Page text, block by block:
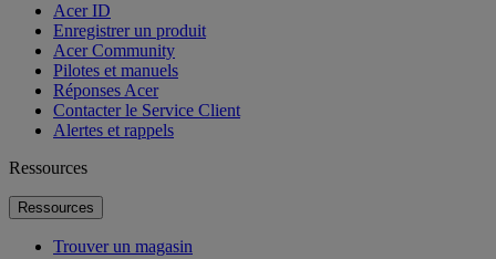
Acer ID
Enregistrer un produit
Acer Community
Pilotes et manuels
Réponses Acer
Contacter le Service Client
Alertes et rappels
Ressources
Ressources
Trouver un magasin